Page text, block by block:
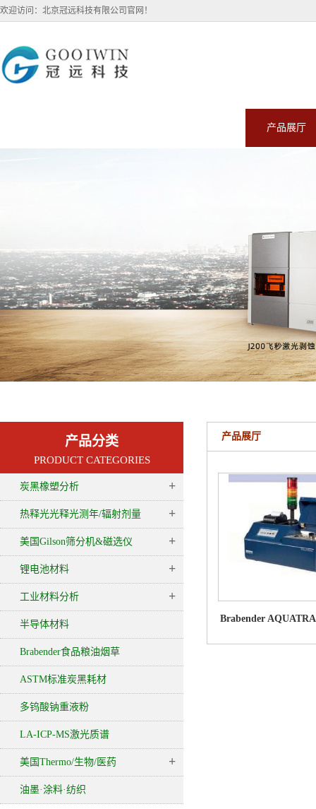
欢迎访问：北京冠远科技有限公司官网！
产品展厅
产品分类
PRODUCT CATEGORIES
炭黑橡塑分析 +
热释光光释光测年/辐射剂量 +
美国Gilson筛分机&磁选仪 +
锂电池材料 +
工业材料分析 +
半导体材料
Brabender食品粮油烟草
ASTM标准炭黑耗材
多钨酸钠重液粉
LA-ICP-MS激光质谱
美国Thermo/生物/医药 +
油墨·涂料·纺织
产品展厅
Brabender